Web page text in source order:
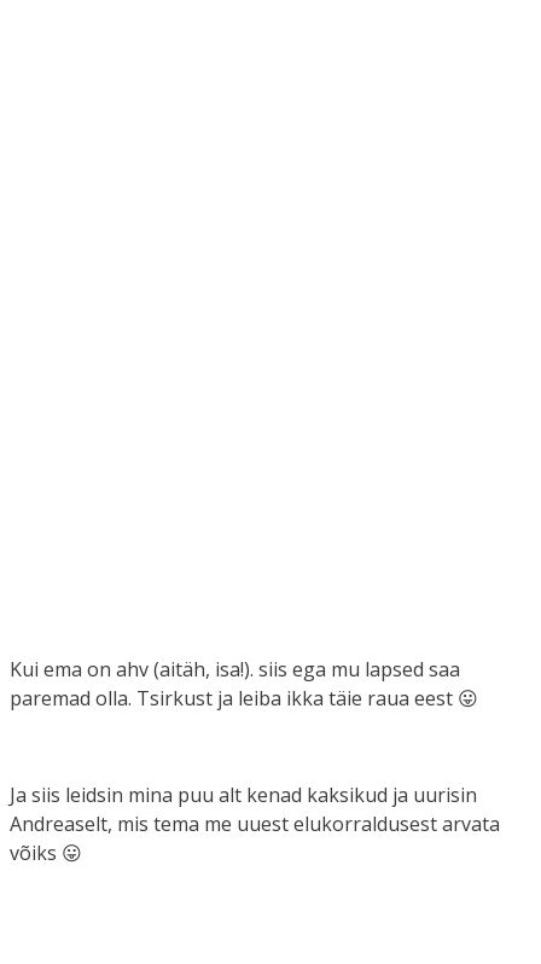
Kui ema on ahv (aitäh, isa!). siis ega mu lapsed saa
paremad olla. Tsirkust ja leiba ikka täie raua eest 😛
Ja siis leidsin mina puu alt kenad kaksikud ja uurisin
Andreaselt, mis tema me uuest elukorraldusest arvata
võiks 😛